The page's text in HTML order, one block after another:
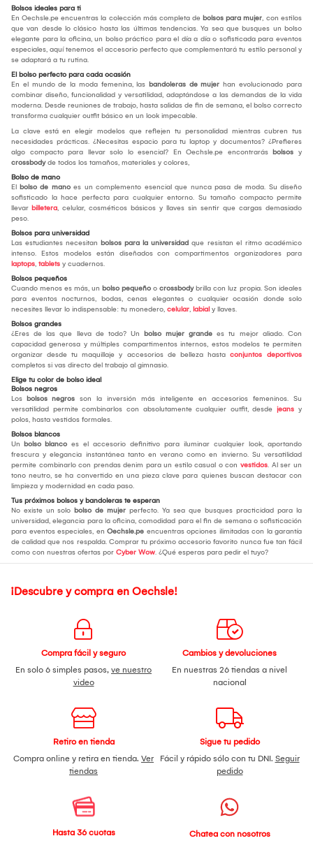
Bolsos ideales para ti
En Oechsle.pe encuentras la colección más completa de bolsos para mujer, con estilos
que van desde lo clásico hasta las últimas tendencias. Ya sea que busques un bolso
elegante para la oficina, un bolso práctico para el día a día o sofisticada para eventos
especiales, aquí tenemos el accesorio perfecto que complementará tu estilo personal y
se adaptará a tu rutina.
El bolso perfecto para cada ocasión
En el mundo de la moda femenina, las bandoleras de mujer han evolucionado para
combinar diseño, funcionalidad y versatilidad, adaptándose a las demandas de la vida
moderna. Desde reuniones de trabajo, hasta salidas de fin de semana, el bolso correcto
transforma cualquier outfit básico en un look impecable.
La clave está en elegir modelos que reflejen tu personalidad mientras cubren tus
necesidades prácticas. ¿Necesitas espacio para tu laptop y documentos? ¿Prefieres
algo compacto para llevar solo lo esencial? En Oechsle.pe encontrarás bolsos y
crossbodyde todos los tamaños, materiales y colores,
Bolso de mano
El bolso de mano es un complemento esencial que nunca pasa de moda. Su diseño
sofisticado la hace perfecta para cualquier entorno. Su tamaño compacto permite
llevar billetera, celular, cosméticos básicos y llaves sin sentir que cargas demasiado
peso.
Bolsos para universidad
Las estudiantes necesitan bolsos para la universidad que resistan el ritmo académico
intenso. Estos modelos están diseñados con compartimentos organizadores para
laptops, tablets y cuadernos.
Bolsos pequeños
Cuando menos es más, un bolso pequeño o crossbodybrilla con luz propia. Son ideales
para eventos nocturnos, bodas, cenas elegantes o cualquier ocasión donde solo
necesites llevar lo indispensable: tu monedero, celular, labial y llaves.
Bolsos grandes
¿Eres de las que lleva de todo? Un bolso mujer grande es tu mejor aliado. Con
capacidad generosa y múltiples compartimentos internos, estos modelos te permiten
organizar desde tu maquillaje y accesorios de belleza hasta conjuntos deportivos
completos si vas directo del trabajo al gimnasio.
Elige tu color de bolso ideal
Bolsos negros
Los bolsos negros son la inversión más inteligente en accesorios femeninos. Su
versatilidad permite combinarlos con absolutamente cualquier outfit, desde jeans y
polos, hasta vestidos formales.
Bolsos blancos
Un bolso blanco es el accesorio definitivo para iluminar cualquier look, aportando
frescura y elegancia instantánea tanto en verano como en invierno. Su versatilidad
permite combinarlo con prendas denim para un estilo casual o con vestidos. Al ser un
tono neutro, se ha convertido en una pieza clave para quienes buscan destacar con
limpieza y modernidad en cada paso.
Tus próximos bolsos y bandoleras te esperan
No existe un solo bolso de mujer perfecto. Ya sea que busques practicidad para la
universidad, elegancia para la oficina, comodidad para el fin de semana o sofisticación
para eventos especiales, en Oechsle.pe encuentras opciones ilimitadas con la garantía
de calidad que nos respalda. Comprar tu próximo accesorio favorito nunca fue tan fácil
como con nuestras ofertas por Cyber Wow. ¿Qué esperas para pedir el tuyo?
¡Descubre y compra en Oechsle!
Compra fácil y seguro
En solo 6 simples pasos, ve nuestro
video
Cambios y devoluciones
En nuestras 26 tiendas a nivel
nacional
Retiro en tienda
Compra online y retira en tienda. Ver
tiendas
Sigue tu pedido
Fácil y rápido sólo con tu DNI. Seguir
pedido
Hasta 36 cuotas
Chatea con nosotros